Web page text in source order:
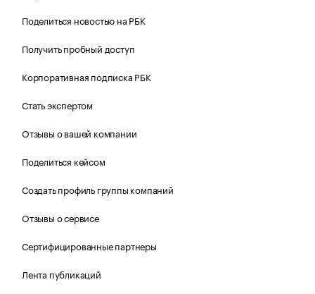
Поделиться новостью на РБК
Получить пробный доступ
Корпоративная подписка РБК
Стать экспертом
Отзывы о вашей компании
Поделиться кейсом
Создать профиль группы компаний
Отзывы о сервисе
Сертифицированные партнеры
Лента публикаций